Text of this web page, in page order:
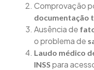
Comprovação
documentação
Ausência de
o problema de
Laudo médico
INSS para